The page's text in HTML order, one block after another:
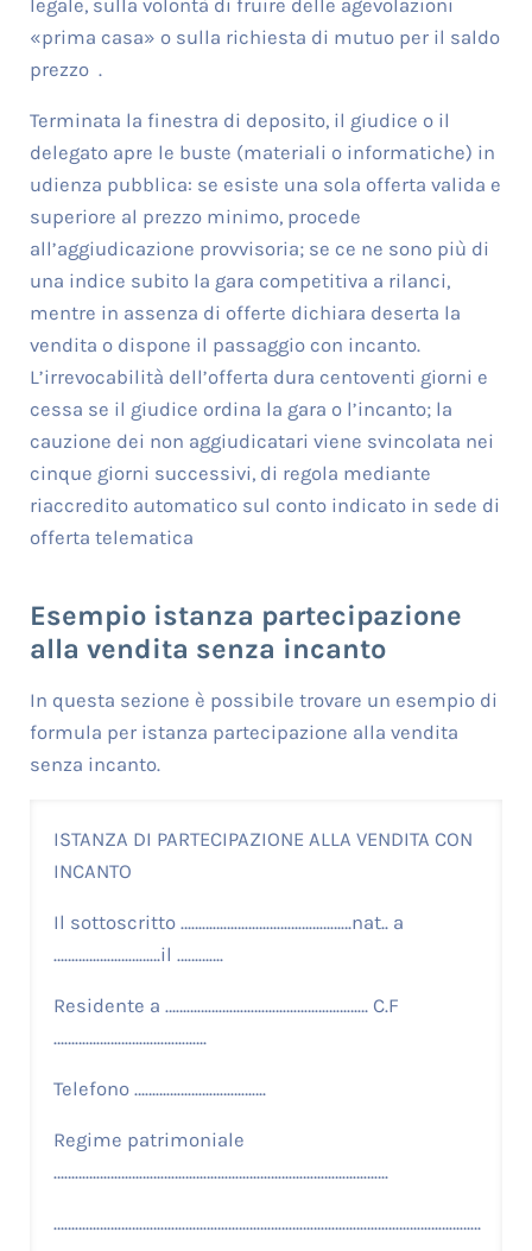
legale, sulla volontà di fruire delle agevolazioni
«prima casa» o sulla richiesta di mutuo per il saldo
prezzo .
Terminata la finestra di deposito, il giudice o il
delegato apre le buste (materiali o informatiche) in
udienza pubblica: se esiste una sola offerta valida e
superiore al prezzo minimo, procede
all’aggiudicazione provvisoria; se ce ne sono più di
una indice subito la gara competitiva a rilanci,
mentre in assenza di offerte dichiara deserta la
vendita o dispone il passaggio con incanto.
L’irrevocabilità dell’offerta dura centoventi giorni e
cessa se il giudice ordina la gara o l’incanto; la
cauzione dei non aggiudicatari viene svincolata nei
cinque giorni successivi, di regola mediante
riaccredito automatico sul conto indicato in sede di
offerta telematica
Esempio istanza partecipazione
alla vendita senza incanto
In questa sezione è possibile trovare un esempio di
formula per istanza partecipazione alla vendita
senza incanto.
ISTANZA DI PARTECIPAZIONE ALLA VENDITA CON
INCANTO
Il sottoscritto …………………………………………nat.. a
…………………………il ………….
Residente a ………………………………………………… C.F
…………………………………….
Telefono ……………………………….
Regime patrimoniale
………………………………………………………………………………….
…………………………………………………………………………………………………………